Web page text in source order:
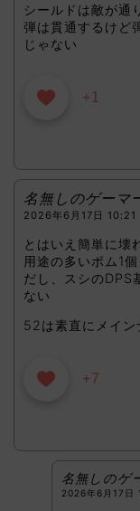
シールドは敵が通
弾は貫通するけど
じゃない
+1
名無しのゲーマ
2026年6月17日 10:21
とはいえ簡単に壊
用途の多いボム1
だし、スシのDPS
ない
52は素直にメイン
+7
名無しのゲ
2026年6月17日